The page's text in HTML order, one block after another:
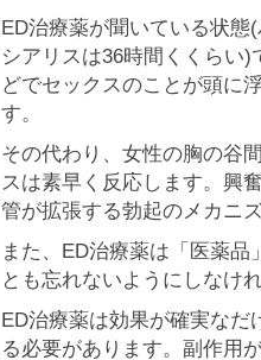
ED治療薬が聞いている状態
シアリスは36時間くくらい
どでセックスのことが頭に
す。
その代わり、女性の胸の谷
スは素早く反応します。興
管が拡張する勃起のメカニ
また、ED治療薬は「医薬
とも忘れないようにしなけ
ED治療薬は効果が確実な
る必要があります。副作用